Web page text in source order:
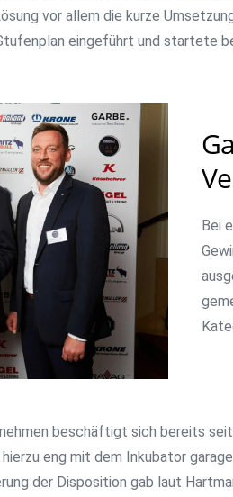
vor allem die kurze
eingeführt und startete
Bei
beschäftigt sich bereits
eng mit dem Inkubator
der Disposition gab laut